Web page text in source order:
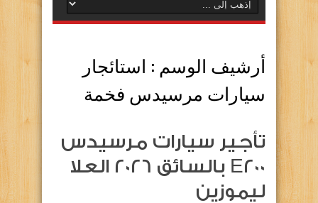
أرشيف الوسم : استائجار
سيارات مرسيدس فخمة
تأجير سيارات مرسيدس
E200 بالسائق 2026 العلا
ليموزين